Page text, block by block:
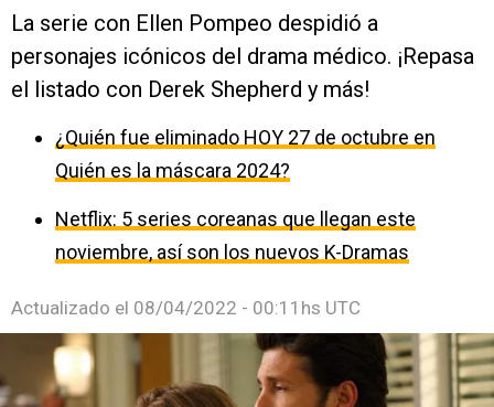
La serie con Ellen Pompeo despidió a
personajes icónicos del drama médico. ¡Repasa
el listado con Derek Shepherd y más!
¿Quién fue eliminado HOY 27 de octubre en
Quién es la máscara 2024?
Netflix: 5 series coreanas que llegan este
noviembre, así son los nuevos K-Dramas
Actualizado el 08/04/2022 - 00:11hs UTC